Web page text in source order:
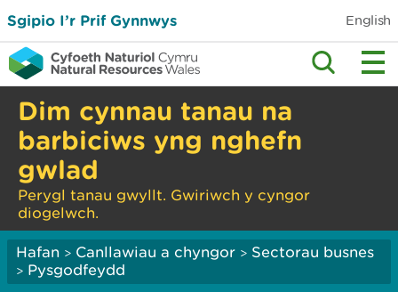
Sgipio I’r Prif Gynnwys English
Dim cynnau tanau na
barbiciws yng nghefn
gwlad
Perygl tanau gwyllt. Gwiriwch y cyngor
diogelwch.
Hafan > Canllawiau a chyngor > Sectorau busnes
> Pysgodfeydd